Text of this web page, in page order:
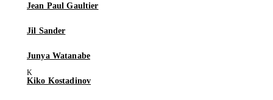
Jean Paul Gaultier
Jil Sander
Junya Watanabe
Kiko Kostadinov